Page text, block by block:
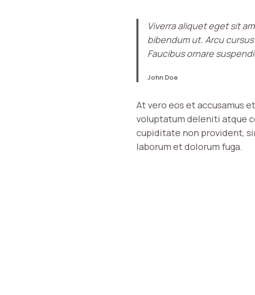
Viverra aliquet eget sit
bibendum ut. Arcu
Faucibus ornare
John Doe
At vero eos et accusamus
voluptatum deleniti atque
cupiditate non provident,
laborum et dolorum fuga.